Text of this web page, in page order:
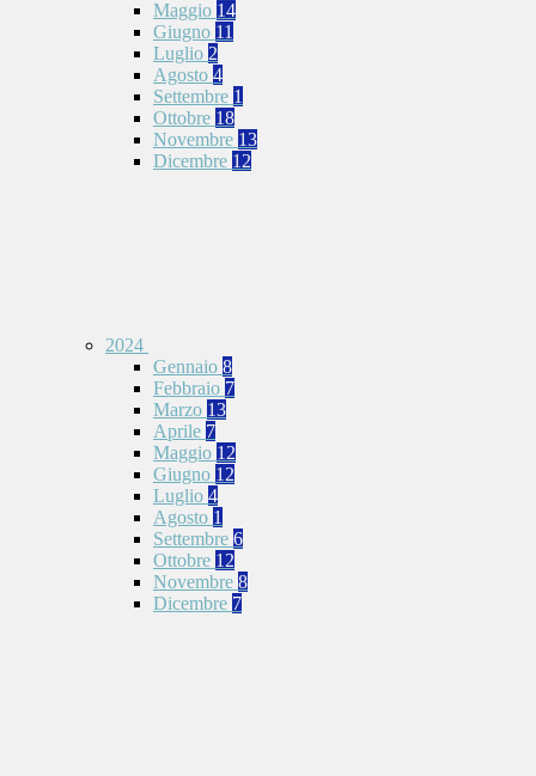
Maggio 14
Giugno 11
Luglio 2
Agosto 4
Settembre 1
Ottobre 18
Novembre 13
Dicembre 12
2024
Gennaio 8
Febbraio 7
Marzo 13
Aprile 7
Maggio 12
Giugno 12
Luglio 4
Agosto 1
Settembre 6
Ottobre 12
Novembre 8
Dicembre 7